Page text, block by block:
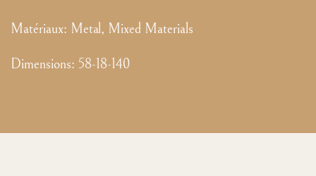
Matériaux: Metal, Mixed Materials
Dimensions: 58-18-140